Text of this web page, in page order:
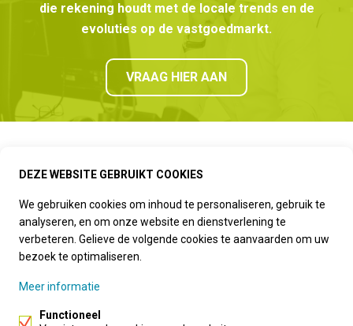
die rekening houdt met de locale trends en de
evoluties op de vastgoedmarkt.
VRAAG HIER AAN
Arendonk
+32 14 67 20 66
info@immodrie.be
Kantoor Retie
DEZE WEBSITE GEBRUIKT COOKIES
We gebruiken cookies om inhoud te personaliseren, gebruik te
analyseren, en om onze website en dienstverlening te
verbeteren. Gelieve de volgende cookies te aanvaarden om uw
bezoek te optimaliseren.
Meer informatie
Functioneel